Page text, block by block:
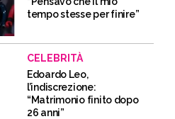
tempo stesse per finire”
CELEBRITÀ
Edoardo Leo,
l’indiscrezione:
“Matrimonio finito dopo
26 anni”